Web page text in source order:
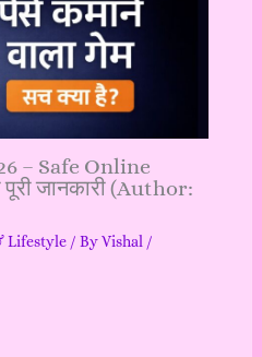
– Safe Online
जानकारी (Author:
Lifestyle/ ByVishal /